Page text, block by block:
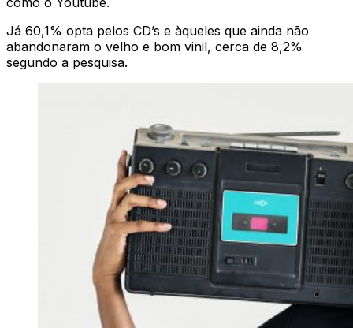
Já 60,1% opta pelos CD’s e àqueles que ainda não
abandonaram o velho e bom vinil, cerca de 8,2%
segundo a pesquisa.